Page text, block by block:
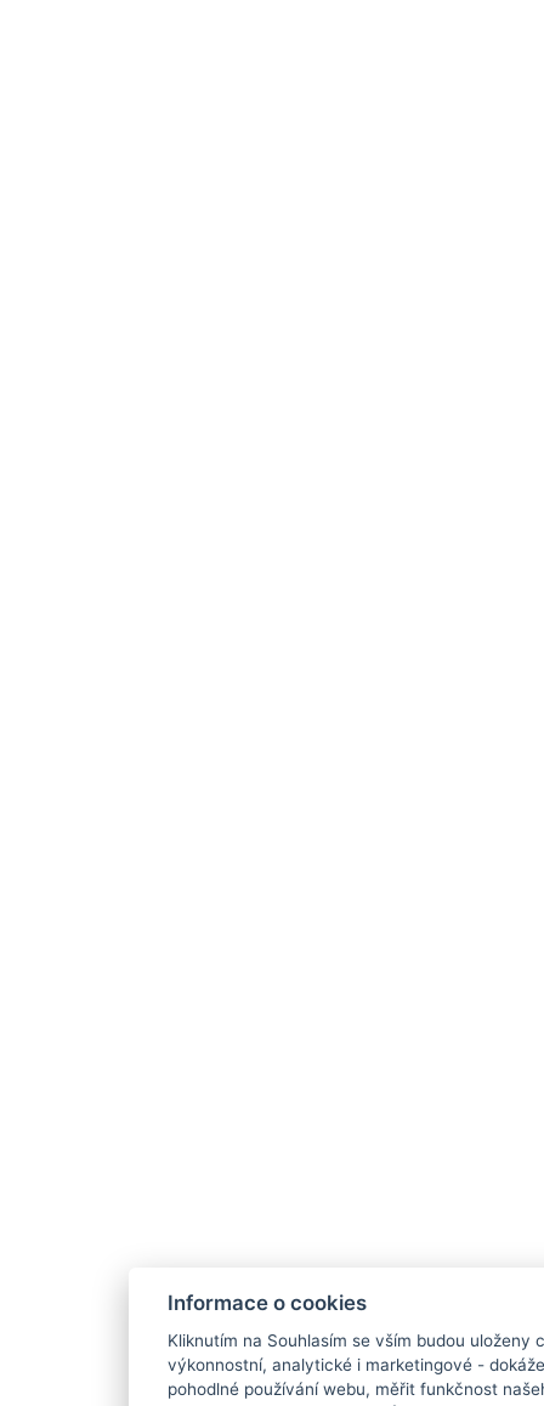
Informace o cookies
Kliknutím na Souhlasím se vším budou uloženy
výkonnostní, analytické i marketingové -
pohodlné používání webu, měřit funkčnost